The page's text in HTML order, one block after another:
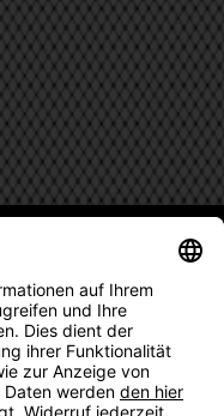
DHB-FANSHOP
NEUIGKEIT ODER